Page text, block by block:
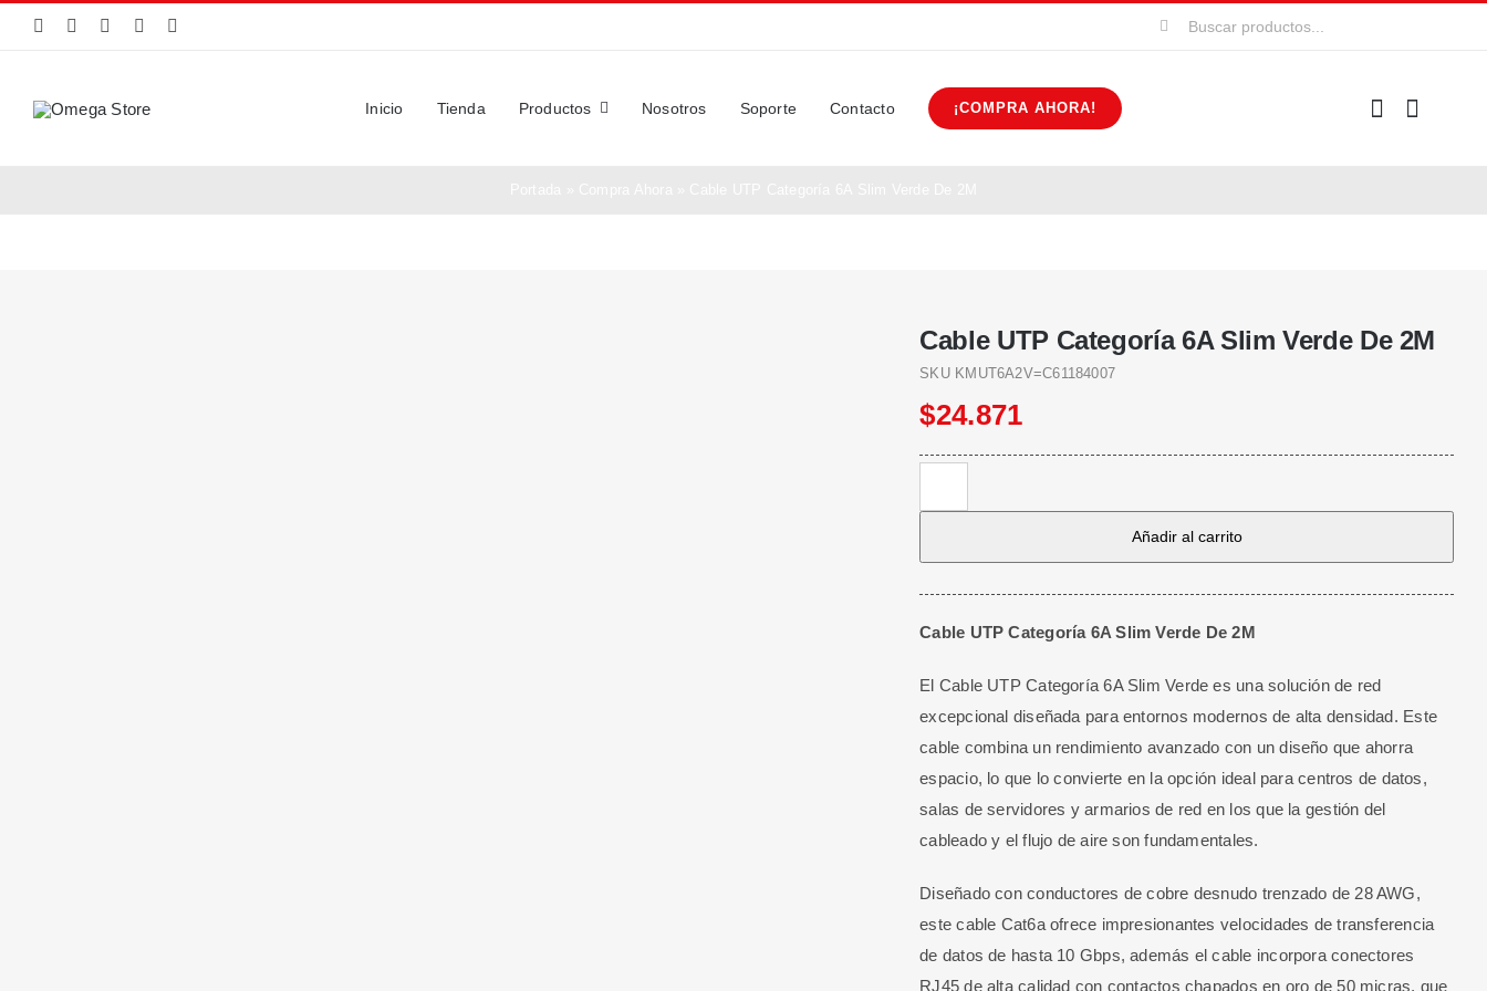
Buscar:
Inicio Tienda Productos Nosotros Soporte Contacto ¡COMPRA AHORA!
Cable UTP Categoría 6A Slim Verde De 2M
SKU KMUT6A2V=C61184007
$24.871
UTP
6A
Slim
Verde
2M
cantidad
Añadir al carrito
Cable UTP Categoría 6A Slim Verde De 2M
El Cable UTP Categoría 6A Slim Verde es una solución de red
excepcional diseñada para entornos modernos de alta densidad. Este
cable combina un rendimiento avanzado con un diseño que ahorra
espacio, lo que lo convierte en la opción ideal para centros de datos,
salas de servidores y armarios de red en los que la gestión del
cableado y el flujo de aire son fundamentales.
Diseñado con conductores de cobre desnudo trenzado de 28 AWG,
este cable Cat6a ofrece impresionantes velocidades de transferencia
de datos de hasta 10 Gbps, además el cable incorpora conectores
RJ45 de alta calidad con contactos chapados en oro de 50 micras, que